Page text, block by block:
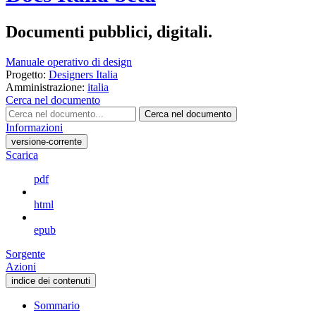
Documenti pubblici, digitali.
Manuale operativo di design
Progetto: Designers Italia
Amministrazione: italia
Cerca nel documento
Cerca nel documento
Informazioni
versione-corrente
Scarica
pdf
html
epub
Sorgente
Azioni
indice dei contenuti
Sommario